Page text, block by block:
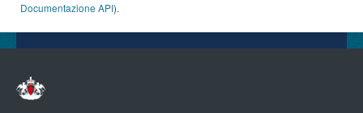
Documentazione API).